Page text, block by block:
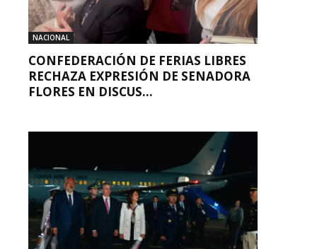
NACIONAL
CONFEDERACIÓN DE FERIAS LIBRES
RECHAZA EXPRESIÓN DE SENADORA
FLORES EN DISCUS...